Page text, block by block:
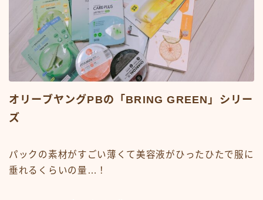
オリーブヤングPBの「BRING GREEN」シリー
ズ
パックの素材がすごい薄くて美容液がひったひたで服に
垂れるくらいの量…！